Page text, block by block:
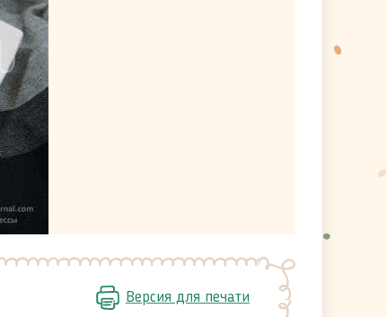
Версия для печати